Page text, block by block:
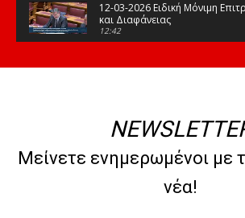
12-03-2026 Ειδική Μόνιμη
και Διαφάνειας
12:42
της Βουλής
08:47
10-02-2026 Διαρκής
Υποθέσεων
Μείνετε ενημερωμένοι με
νέα!